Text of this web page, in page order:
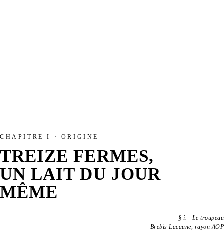
CHAPITRE I · ORIGINE
TREIZE FERMES,
UN LAIT DU JOUR
MÊME
§ i. · Le troupeau
Brebis Lacaune, rayon AOP